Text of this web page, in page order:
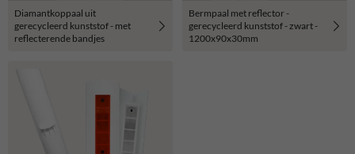
Diamantkoppaal uit
gerecycleerd kunststof - met
reflecterende bandjes
Bermpaal met reflector -
gerecycleerd kunststof - zwart -
1200x90x30mm